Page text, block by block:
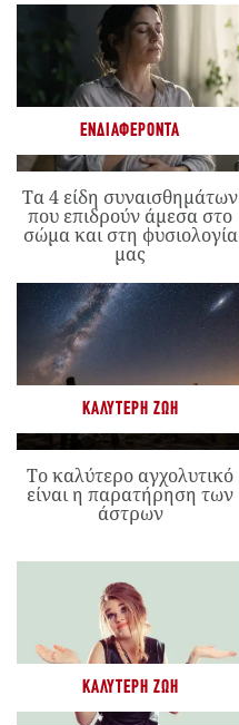
ΕΝΔΙΑΦΈΡΟΝΤΑ
Τα 4 είδη συναισθημάτων
που επιδρούν άμεσα στο
σώμα και στη φυσιολογία
μας
ΚΑΛΎΤΕΡΗ ΖΩΉ
Το καλύτερο αγχολυτικό
είναι η παρατήρηση των
άστρων
ΚΑΛΎΤΕΡΗ ΖΩΉ